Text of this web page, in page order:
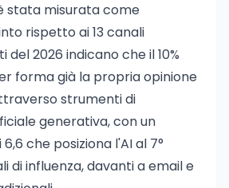
stata misurata come
rispetto ai 13 canali
del 2026 indicano che il 10%
forma già la propria opinione
strumenti di
generativa, con un
che posiziona l'AI al 7°
di influenza, davanti a email e